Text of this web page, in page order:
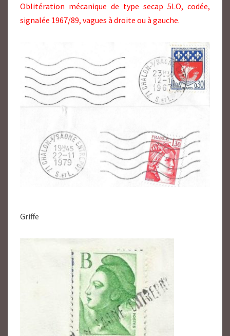
Oblitération mécanique de type secap 5LO, codée,
signalée 1967/89, vagues à droite ou à gauche.
Griffe